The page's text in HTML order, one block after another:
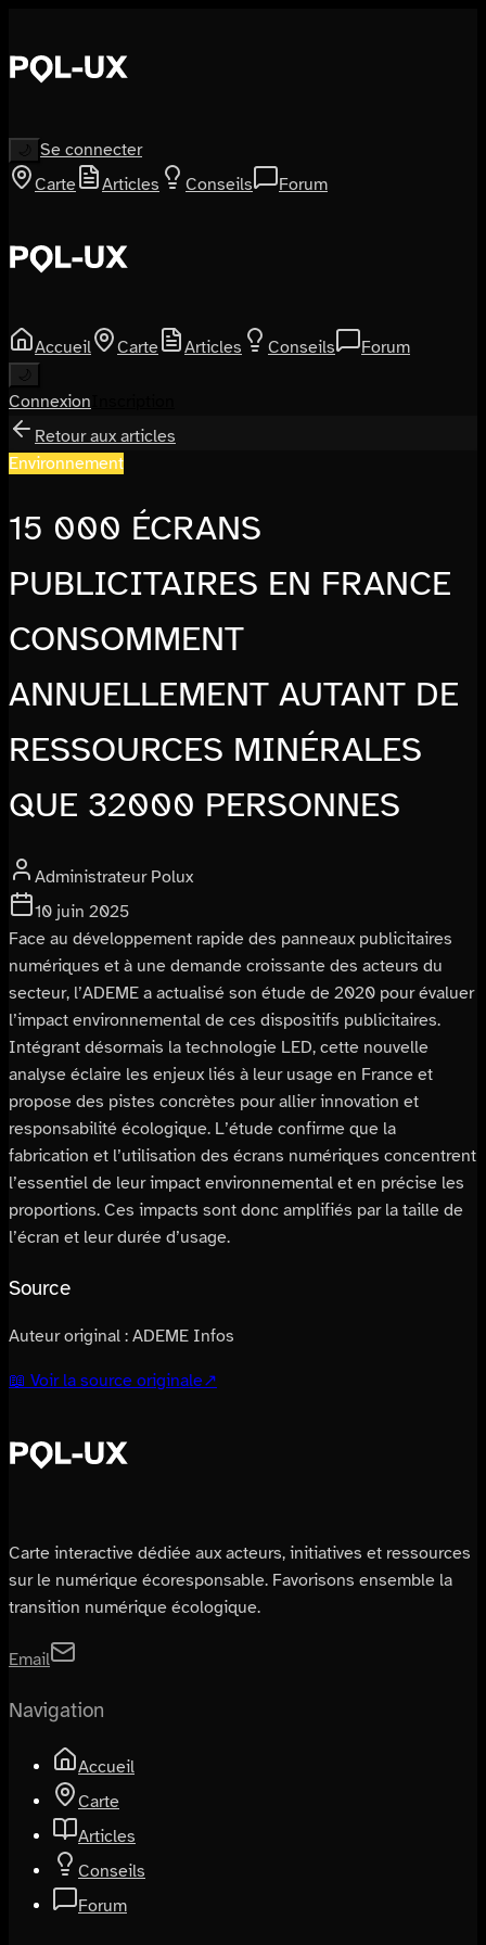
🌙
Se connecter
Carte
Articles Conseils Forum
Accueil Carte Articles Conseils Forum
🌙
Connexion
Retour aux articles
Environnement
15 000 ÉCRANS
PUBLICITAIRES EN FRANCE
CONSOMMENT
ANNUELLEMENT AUTANT DE
RESSOURCES MINÉRALES
QUE 32000 PERSONNES
Administrateur Polux
10 juin 2025
Face au développement rapide des panneaux publicitaires
numériques et à une demande croissante des acteurs du
secteur, l’ADEME a actualisé son étude de 2020 pour évaluer
l’impact environnemental de ces dispositifs publicitaires.
Intégrant désormais la technologie LED, cette nouvelle
analyse éclaire les enjeux liés à leur usage en France et
propose des pistes concrètes pour allier innovation et
responsabilité écologique. L’étude confirme que la
fabrication et l’utilisation des écrans numériques concentrent
l’essentiel de leur impact environnemental et en précise les
proportions. Ces impacts sont donc amplifiés par la taille de
l’écran et leur durée d’usage.
Source
Auteur original : ADEME Infos
📖 Voir la source originale↗
Carte interactive dédiée aux acteurs, initiatives et ressources
sur le numérique écoresponsable. Favorisons ensemble la
transition numérique écologique.
Email
Navigation
Accueil
Carte
Articles
Conseils
Forum